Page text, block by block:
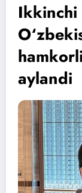
Ikkinchi
aylandi